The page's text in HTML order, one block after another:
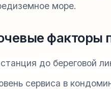
море.
факторы
до береговой
сервиса в